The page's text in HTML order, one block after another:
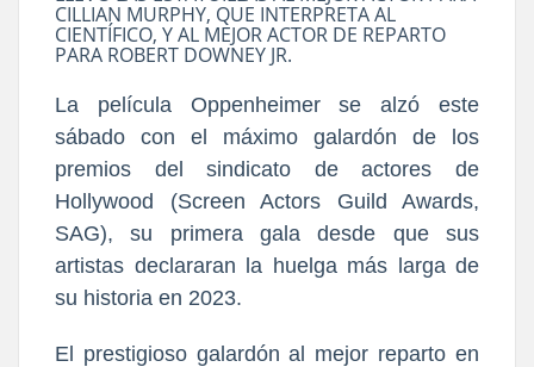
CILLIAN MURPHY, QUE INTERPRETA AL
CIENTÍFICO, Y AL MEJOR ACTOR DE REPARTO
PARA ROBERT DOWNEY JR.
La película Oppenheimer se alzó este
sábado con el máximo galardón de los
premios del sindicato de actores de
Hollywood (Screen Actors Guild Awards,
SAG), su primera gala desde que sus
artistas declararan la huelga más larga de
su historia en 2023.
El prestigioso galardón al mejor reparto en